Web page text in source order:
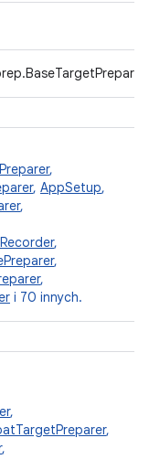
,
, AppSetup,
,
,
,
,
i 70 innych.
,
,
,